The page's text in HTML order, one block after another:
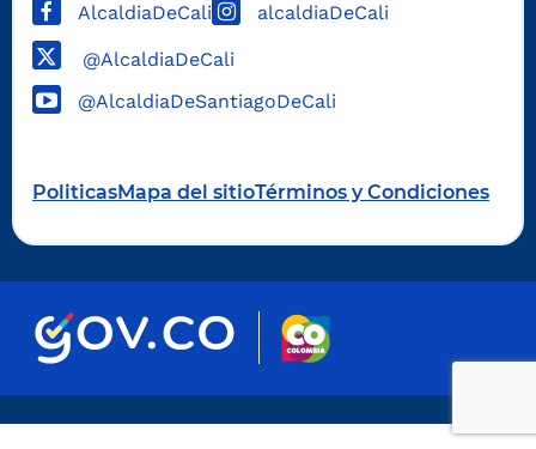
AlcaldiaDeCali alcaldiaDeCali
@AlcaldiaDeCali
@AlcaldiaDeSantiagoDeCali
PoliticasMapa del sitioTérminos y Condiciones